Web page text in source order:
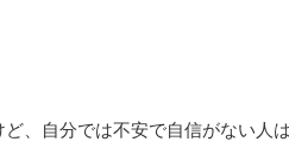
、自分では不安で自信がない人は